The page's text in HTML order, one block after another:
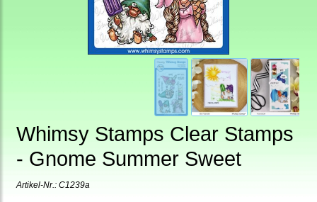
Whimsy Stamps Clear Stamps
- Gnome Summer Sweet
Artikel-Nr.: C1239a